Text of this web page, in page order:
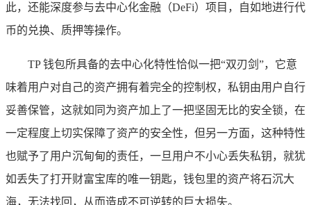
此，还能深度参与去中心化金融（DeFi）项目，自如地进行代
币的兑换、质押等操作。
TP 钱包所具备的去中心化特性恰似一把“双刃剑”，它意
味着用户对自己的资产拥有着完全的控制权，私钥由用户自行
妥善保管，这就如同为资产加上了一把坚固无比的安全锁，在
一定程度上切实保障了资产的安全性，但另一方面，这种特性
也赋予了用户沉甸甸的责任，一旦用户不小心丢失私钥，就犹
如丢失了打开财富宝库的唯一钥匙，钱包里的资产将石沉大
海，无法找回，从而造成不可逆转的巨大损失。